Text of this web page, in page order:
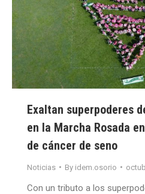
Exaltan superpoderes
en la Marcha Rosada
de cáncer de seno
Noticias By idem.osorio
Con un tributo a los